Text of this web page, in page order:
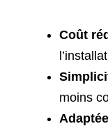
Coût
moins